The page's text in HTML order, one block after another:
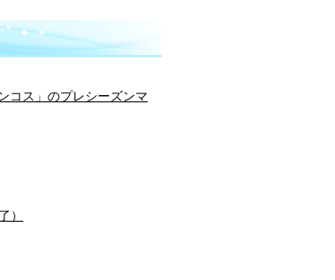
コス」のプレシーズンマ
）